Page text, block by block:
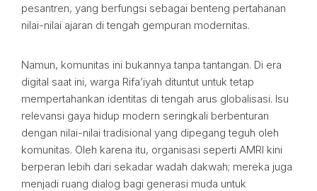
pesantren, yang berfungsi sebagai benteng pertahanan
nilai-nilai ajaran di tengah gempuran modernitas.
Namun, komunitas ini bukannya tanpa tantangan. Di era
digital saat ini, warga Rifa’iyah dituntut untuk tetap
mempertahankan identitas di tengah arus globalisasi. Isu
relevansi gaya hidup modern seringkali berbenturan
dengan nilai-nilai tradisional yang dipegang teguh oleh
komunitas. Oleh karena itu, organisasi seperti AMRI kini
berperan lebih dari sekadar wadah dakwah; mereka juga
menjadi ruang dialog bagi generasi muda untuk